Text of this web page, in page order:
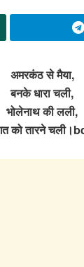
अमरकंठ से मैया,
बनके धारा चली,
भोलेनाथ की लली,
को तारने